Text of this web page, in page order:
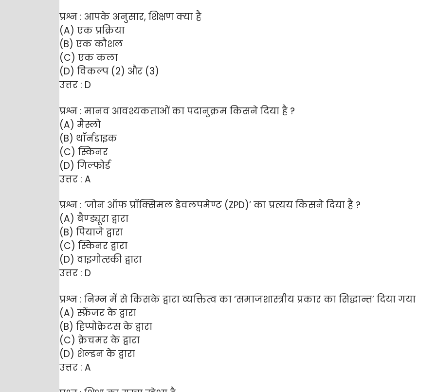
प्रश्न : आपके अनुसार, शिक्षण क्या है
(A) एक प्रक्रिया
(B) एक कौशल
(C) एक कला
(D) विकल्प (2) और (3)
उत्तर : D
प्रश्न : मानव आवश्यकताओं का पदानुक्रम किसने दिया है ?
(A) मैस्लो
(B) थॉर्नडाइक
(C) स्किनर
(D) गिल्फोर्ड
उत्तर : A
प्रश्न : ‘जोन ऑफ प्रॉक्सिमल डेवलपमेण्ट (ZPD)’ का प्रत्यय किसने दिया है ?
(A) बैण्ड्यूरा द्वारा
(B) पियाजे द्वारा
(C) स्किनर द्वारा
(D) वाइगोत्स्की द्वारा
उत्तर : D
प्रश्न : निम्न में से किसके द्वारा व्यक्तित्व का ‘समाजशास्त्रीय प्रकार का सिद्धान्त’ दिया गया
(A) स्फ्रेंजर के द्वारा
(B) हिप्पोक्रेटस के द्वारा
(C) क्रेचमर के द्वारा
(D) शेल्डन के द्वारा
उत्तर : A